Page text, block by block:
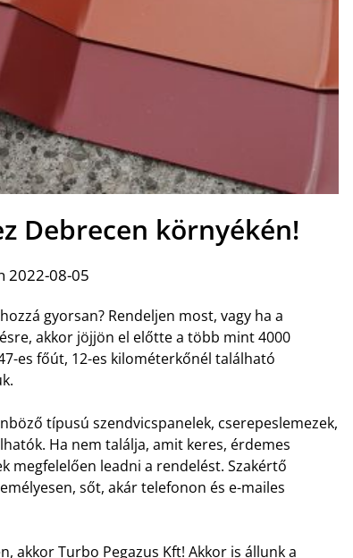
Debrecen környékén!
2022-08-05
gyorsan? Rendeljen most, vagy ha a
akkor jöjjön el előtte a több mint 4000
es főút, 12-es kilométerkőnél található
típusú szendvicspanelek, cserepeslemezek,
Ha nem találja, amit keres, érdemes
megfelelően leadni a rendelést. Szakértő
sőt, akár telefonon és e-mailes
akkor Turbo Pegazus Kft! Akkor is állunk a